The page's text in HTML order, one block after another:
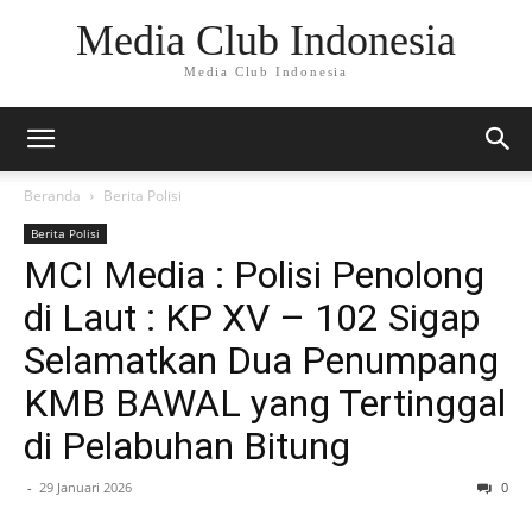
Media Club Indonesia
Media Club Indonesia
Beranda Berita Polisi
Berita Polisi
MCI Media : Polisi Penolong
di Laut : KP XV – 102 Sigap
Selamatkan Dua Penumpang
KMB BAWAL yang Tertinggal
di Pelabuhan Bitung
- 29 Januari 2026 0